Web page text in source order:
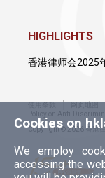
Cookies on
We employ
accessing the
HIGHLIGHTS
香港律师会2025
使用条款 网页地图
Policy on Anti-
Copyright © 2026 香港